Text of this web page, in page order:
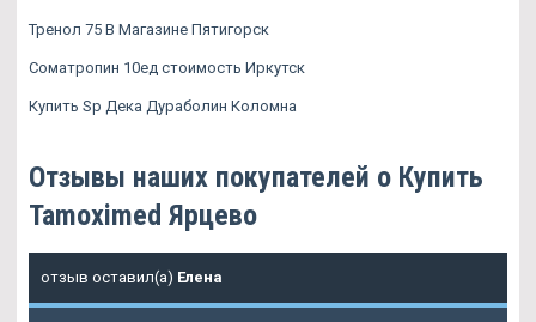
Тренол 75 В Магазине Пятигорск
Cоматропин 10ед стоимость Иркутск
Купить Sp Дека Дураболин Коломна
Отзывы наших покупателей о Купить
Tamoximed Ярцево
отзыв оставил(а) Елена